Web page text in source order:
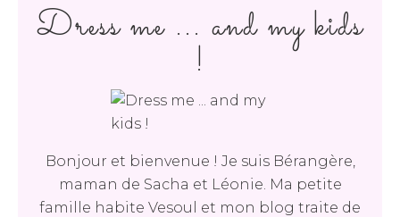
Dress me ... and my kids
!
Bonjour et bienvenue ! Je suis Bérangère,
maman de Sacha et Léonie. Ma petite
famille habite Vesoul et mon blog traite de